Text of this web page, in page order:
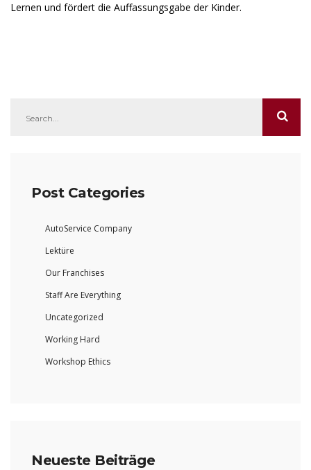
Lernen und fördert die Auffassungsgabe der Kinder.
Post Categories
AutoService Company
Lektüre
Our Franchises
Staff Are Everything
Uncategorized
Working Hard
Workshop Ethics
Neueste Beiträge